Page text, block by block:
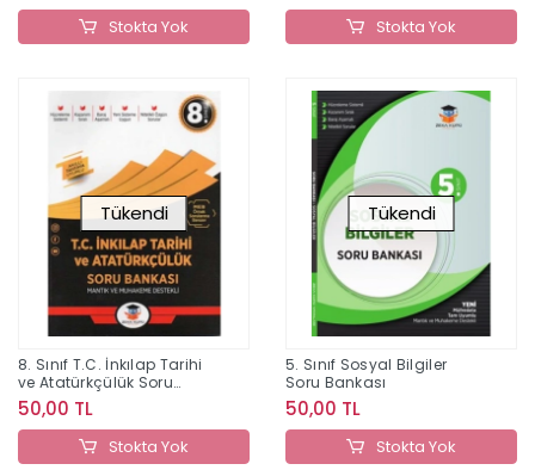
Stokta Yok Stokta Yok
Tükendi
8. Sınıf T.C. İnkılap Tarihi
ve Atatürkçülük Soru
Bankası
50,00 TL
Stokta Yok
Tükendi
5. Sınıf Sosyal Bilgiler
Soru Bankası
50,00 TL
Stokta Yok